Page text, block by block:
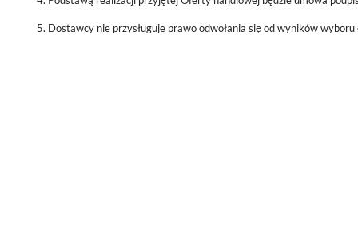
Dostawcy nie przysługuje prawo odwołania się od wyników